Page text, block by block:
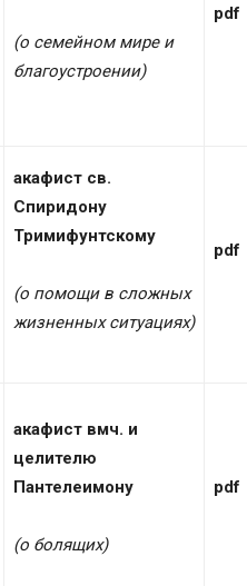
(о семейном мире и
благоустроении)
pdf
акафист св.
Спиридону
Тримифунтскому
(о помощи в сложных
жизненных ситуациях)
pdf
акафист вмч. и
целителю
Пантелеимону
(о болящих)
pdf